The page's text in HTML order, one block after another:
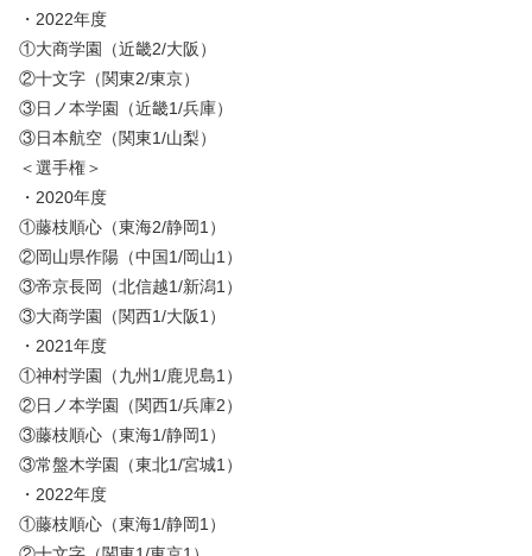
・2022年度
①大商学園（近畿2/大阪）
②十文字（関東2/東京）
③日ノ本学園（近畿1/兵庫）
③日本航空（関東1/山梨）
＜選手権＞
・2020年度
①藤枝順心（東海2/静岡1）
②岡山県作陽（中国1/岡山1）
③帝京長岡（北信越1/新潟1）
③大商学園（関西1/大阪1）
・2021年度
①神村学園（九州1/鹿児島1）
②日ノ本学園（関西1/兵庫2）
③藤枝順心（東海1/静岡1）
③常盤木学園（東北1/宮城1）
・2022年度
①藤枝順心（東海1/静岡1）